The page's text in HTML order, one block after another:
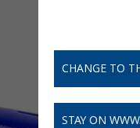
CHANGE TO
STAY ON